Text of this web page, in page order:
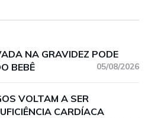
NA GRAVIDEZ PODE
BEBÊ
05/08/2026
VOLTAM A SER
CARDÍACA